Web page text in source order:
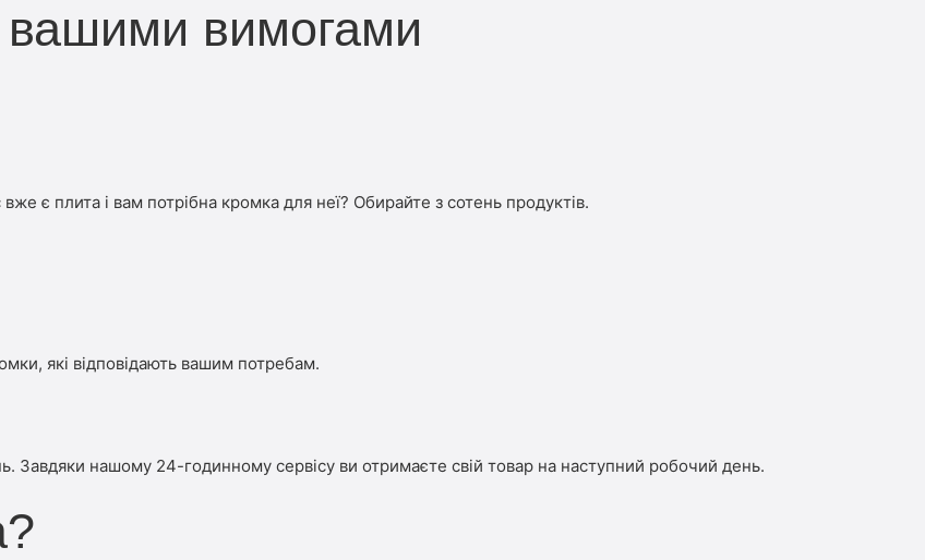
вимогами
є плита і вам потрібна кромка для неї? Обирайте з сотень продуктів.
які відповідають вашим потребам.
нашому 24-годинному сервісу ви отримаєте свій товар на наступний робочий день.